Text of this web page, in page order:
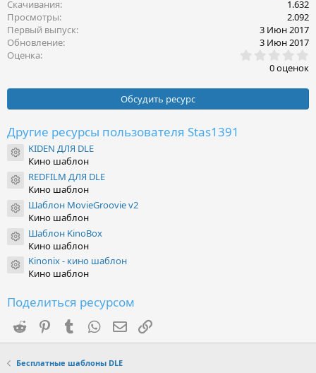
Скачивания
1.632
Просмотры
2.092
Первый выпуск
3 Июн 2017
Обновление
3 Июн 2017
Оценка
,
0
0
в
0 оценок
Обсудить ресурс
Другие ресурсы пользователя Stas1391
Иконка ресурса
KIDEN ДЛЯ DLE
Кино шаблон
Иконка ресурса
REDFILM ДЛЯ DLE
Кино шаблон
Иконка ресурса
Шаблон MovieGroovie v2
Кино шаблон
Иконка ресурса
Шаблон KinoBox
Кино шаблон
Иконка ресурса
Kinonix - кино шаблон
Кино шаблон
Поделиться ресурсом
Reddit PinterestTumblr WhatsApp
Электронная почта
Ссылка
Бесплатные шаблоны DLE